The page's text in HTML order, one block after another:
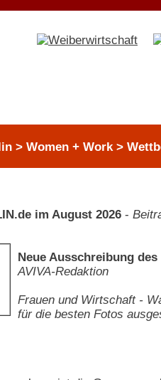
> Women + Work >
im August 2026 -
Neue Ausschreibung
AVIVA-Redaktion
Frauen und Wirtschaft -
für die besten Fotos